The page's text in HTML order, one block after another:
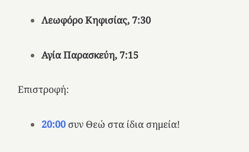
Λεωφόρο Κηφισίας, 7:30
Αγία Παρασκεύη, 7:15
Επιστροφή:
20:00συν Θεώ στα ίδια σημεία!